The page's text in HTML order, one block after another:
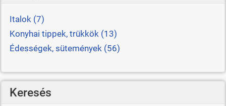
Italok (7)
Konyhai tippek, trükkök (13)
Édességek, sütemények (56)
Keresés